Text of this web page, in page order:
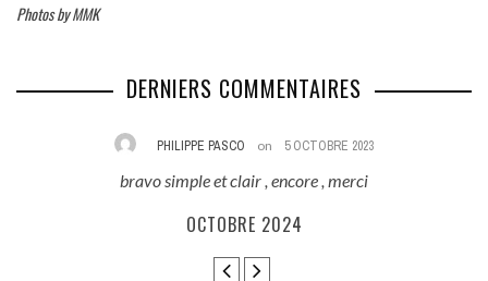
Photos by MMK
DERNIERS COMMENTAIRES
PHILIPPE PASCO on 5 OCTOBRE 2023
bravo simple et clair , encore , merci
OCTOBRE 2024